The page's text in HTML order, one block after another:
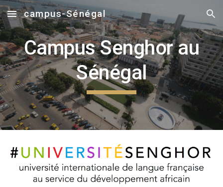
Skip to main content Skip to navigation
campus-Sénégal
Campus Senghor au
Sénégal